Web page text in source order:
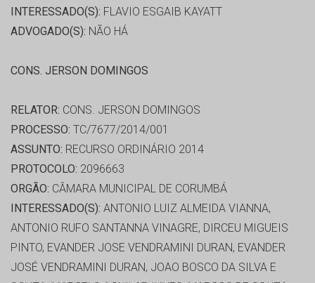
INTERESSADO(S): FLAVIO ESGAIB KAYATT
ADVOGADO(S): NÃO HÁ
CONS. JERSON DOMINGOS
RELATOR: CONS. JERSON DOMINGOS
PROCESSO: TC/7677/2014/001
ASSUNTO: RECURSO ORDINÁRIO 2014
PROTOCOLO: 2096663
ORGÃO: CÂMARA MUNICIPAL DE CORUMBÁ
INTERESSADO(S): ANTONIO LUIZ ALMEIDA VIANNA,
ANTONIO RUFO SANTANNA VINAGRE, DIRCEU MIGUEIS
PINTO, EVANDER JOSE VENDRAMINI DURAN, EVANDER
JOSÉ VENDRAMINI DURAN, JOAO BOSCO DA SILVA E